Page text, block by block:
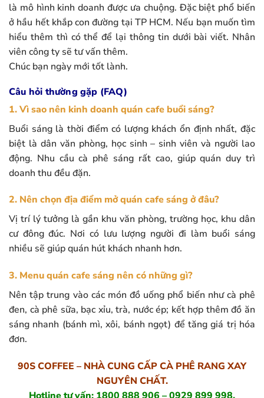
là mô hình kinh doanh được ưa chuộng. Đặc biệt phổ biến
ở hầu hết khắp con đường tại TP HCM. Nếu bạn muốn tìm
hiểu thêm thì có thể để lại thông tin dưới bài viết. Nhân
viên công ty sẽ tư vấn thêm.
Chúc bạn ngày mới tốt lành.
Câu hỏi thường gặp (FAQ)
1. Vì sao nên kinh doanh quán cafe buổi sáng?
Buổi sáng là thời điểm có lượng khách ổn định nhất, đặc
biệt là dân văn phòng, học sinh – sinh viên và người lao
động. Nhu cầu cà phê sáng rất cao, giúp quán duy trì
doanh thu đều đặn.
2. Nên chọn địa điểm mở quán cafe sáng ở đâu?
Vị trí lý tưởng là gần khu văn phòng, trường học, khu dân
cư đông đúc. Nơi có lưu lượng người đi làm buổi sáng
nhiều sẽ giúp quán hút khách nhanh hơn.
3. Menu quán cafe sáng nên có những gì?
Nên tập trung vào các món đồ uống phổ biến như cà phê
đen, cà phê sữa, bạc xỉu, trà, nước ép; kết hợp thêm đồ ăn
sáng nhanh (bánh mì, xôi, bánh ngọt) để tăng giá trị hóa
đơn.
90S COFFEE – NHÀ CUNG CẤP CÀ PHÊ RANG XAY
NGUYÊN CHẤT.